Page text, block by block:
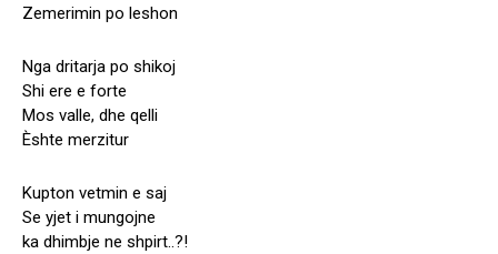
Zemerimin po leshon
Nga dritarja po shikoj
Shi ere e forte
Mos valle, dhe qelli
Èshte merzitur
Kupton vetmin e saj
Se yjet i mungojne
ka dhimbje ne shpirt..?!